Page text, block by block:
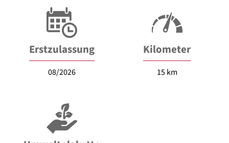
Erstzulassung
08/2026
Kilometer
15 km